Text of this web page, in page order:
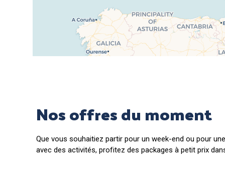
Nos offres du moment
Que vous souhaitiez partir pour un week-end ou pour
avec des activités, profitez des packages à petit prix